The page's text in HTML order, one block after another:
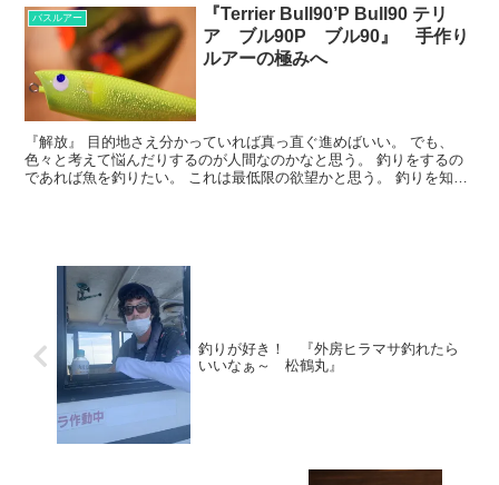
バスルアー
『Terrier Bull90’P Bull90 テリ
ア ブル90P ブル90』 手作り
ルアーの極みへ
『解放』 目的地さえ分かっていれば真っ直ぐ進めばいい。 でも、
色々と考えて悩んだりするのが人間なのかなと思う。 釣りをするの
であれば魚を釣りたい。 これは最低限の欲望かと思う。 釣りを知れ
釣りが好き！ 『外房ヒラマサ釣れたら
いいなぁ～ 松鶴丸』